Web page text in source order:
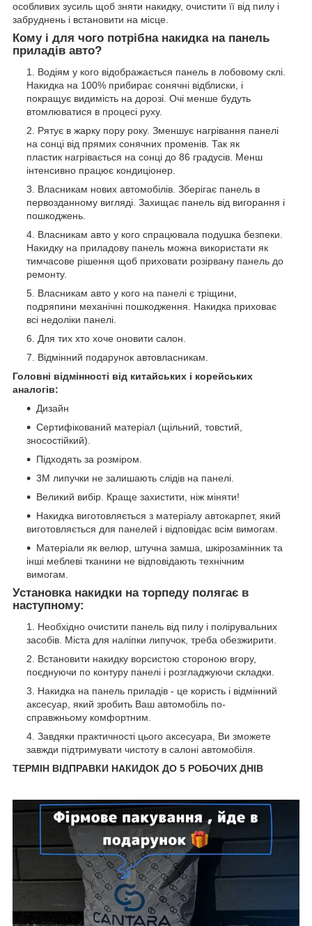
особливих зусиль щоб зняти накидку, очистити її від пилу і
забруднень і встановити на місце.
Кому і для чого потрібна накидка на панель
приладів авто?
Водіям у кого відображається панель в лобовому склі.
Накидка на 100% прибирає сонячні відблиски, і
покращує видимість на дорозі. Очі менше будуть
втомлюватися в процесі руху.
Рятує в жарку пору року. Зменшує нагрівання панелі
на сонці від прямих сонячних променів. Так як
пластик нагрівається на сонці до 86 градусів. Менш
інтенсивно працює кондиціонер.
Власникам нових автомобілів. Зберігає панель в
первозданному вигляді. Захищає панель від вигорання і
пошкоджень.
Власникам авто у кого спрацювала подушка безпеки.
Накидку на приладову панель можна використати як
тимчасове рішення щоб приховати розірвану панель до
ремонту.
Власникам авто у кого на панелі є тріщини,
подряпини механічні пошкодження. Накидка приховає
всі недоліки панелі.
Для тих хто хоче оновити салон.
Відмінний подарунок автовласникам.
Головні відмінності від китайських і корейських
аналогів:
Дизайн
Сертифікований матеріал (щільний, товстий,
зносостійкий).
Підходять за розміром.
3М липучки не залишають слідів на панелі.
Великий вибір. Краще захистити, ніж міняти!
Накидка виготовляється з матеріалу автокарпет, який
виготовляється для панелей і відповідає всім вимогам.
Матеріали як велюр, штучна замша, шкірозамінник та
інші меблеві тканини не відповідають технічним
вимогам.
Установка накидки на торпеду полягає в
наступному:
Необхідно очистити панель від пилу і полірувальних
засобів. Міста для наліпки липучок, треба обезжирити.
Встановити накидку ворсистою стороною вгору,
поєднуючи по контуру панелі і розгладжуючи складки.
Накидка на панель приладів - це користь і відмінний
аксесуар, який зробить Ваш автомобіль по-
справжньому комфортним.
Завдяки практичності цього аксесуара, Ви зможете
завжди підтримувати чистоту в салоні автомобіля.
ТЕРМІН ВІДПРАВКИ НАКИДОК ДО 5 РОБОЧИХ ДНІВ